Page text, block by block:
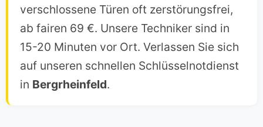
verschlossene Türen oft zerstörungsfrei,
ab fairen 69 €. Unsere Techniker sind in
15-20 Minuten vor Ort. Verlassen Sie sich
auf unseren schnellen Schlüsselnotdienst
in Bergrheinfeld.